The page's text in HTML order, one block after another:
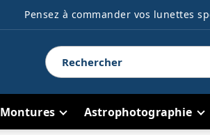
Pensez à commander vos lunettes
Montures Astrophotographie